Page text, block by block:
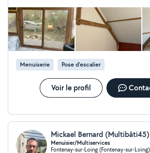
précieusement ses coordonnées et n’hésiterons
appel à lui si besoin
Menuiserie Pose d'escalier
Voir le profil
Mickael Bernard (Multibâti45)
Menuisier/Multiservices
Fontenay-sur-Loing (Fontenay-sur-Loing)